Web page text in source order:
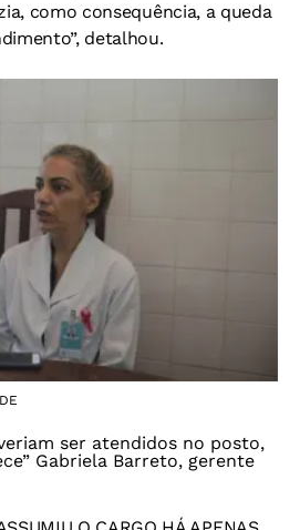
como consequência, a queda
detalhou.
ser atendidos no posto,
Gabriela Barreto, gerente